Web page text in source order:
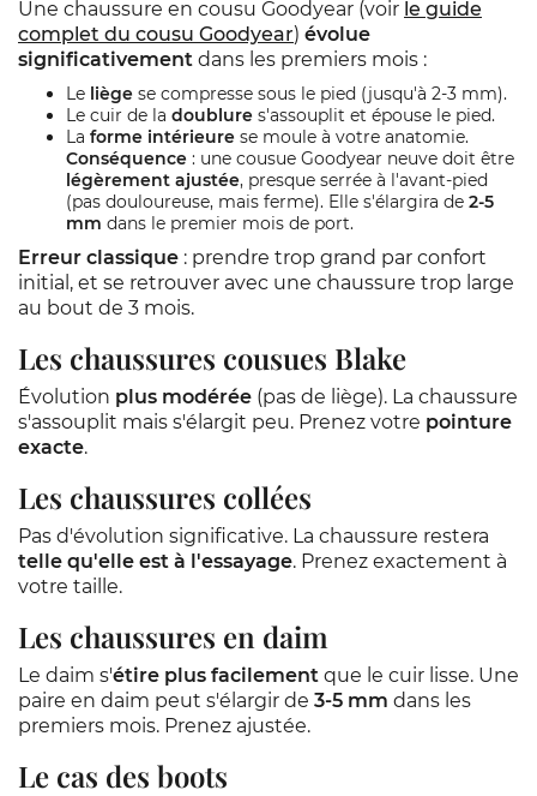
Une chaussure en cousu Goodyear (voir le guide
complet du cousu Goodyear) évolue
significativement dans les premiers mois :
Le liège se compresse sous le pied (jusqu'à 2-3 mm).
Le cuir de la doublure s'assouplit et épouse le pied.
La forme intérieure se moule à votre anatomie.
Conséquence : une cousue Goodyear neuve doit être
légèrement ajustée, presque serrée à l'avant-pied
(pas douloureuse, mais ferme). Elle s'élargira de 2-5
mm dans le premier mois de port.
Erreur classique : prendre trop grand par confort
initial, et se retrouver avec une chaussure trop large
au bout de 3 mois.
Les chaussures cousues Blake
Évolution plus modérée (pas de liège). La chaussure
s'assouplit mais s'élargit peu. Prenez votre pointure
exacte.
Les chaussures collées
Pas d'évolution significative. La chaussure restera
telle qu'elle est à l'essayage. Prenez exactement à
votre taille.
Les chaussures en daim
Le daim s'étire plus facilement que le cuir lisse. Une
paire en daim peut s'élargir de 3-5 mm dans les
premiers mois. Prenez ajustée.
Le cas des boots